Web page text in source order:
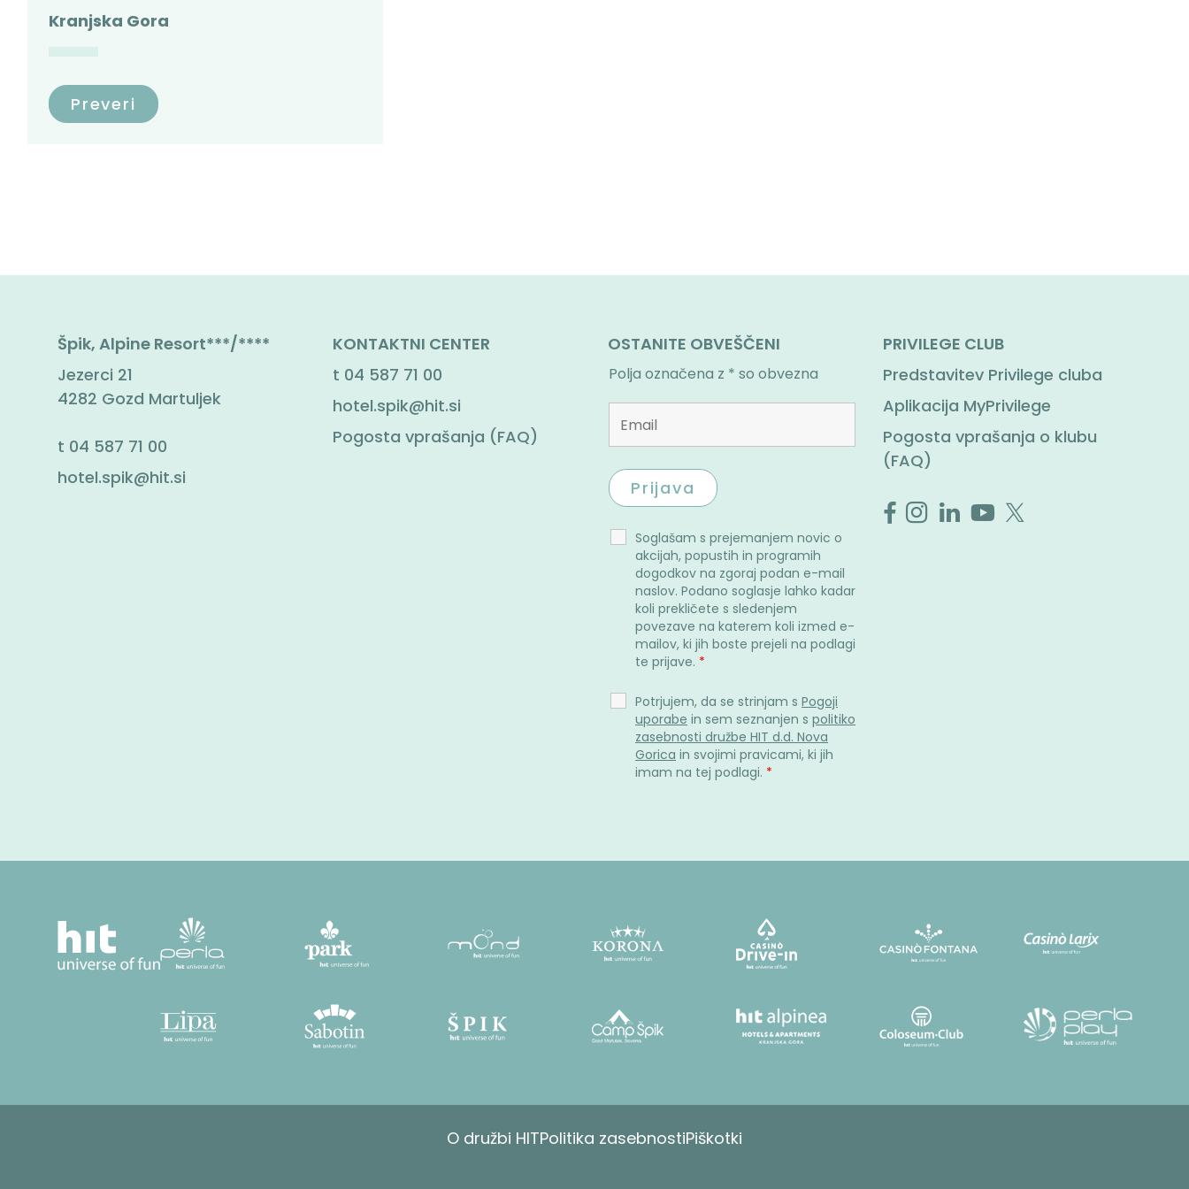
Kranjska Gora
Preveri
Špik, Alpine Resort***/****
Jezerci 21
4282 Gozd Martuljek
t 04 587 71 00
hotel.spik@hit.si
KONTAKTNI CENTER
t 04 587 71 00
hotel.spik@hit.si
Pogosta vprašanja (FAQ)
OSTANITE OBVEŠČENI
Polja označena z * so obvezna
Soglašam s prejemanjem novic o
akcijah, popustih in programih
dogodkov na zgoraj podan e-mail
naslov. Podano soglasje lahko kadar
koli prekličete s sledenjem
povezave na katerem koli izmed e-
mailov, ki jih boste prejeli na podlagi
te prijave. *
Potrjujem, da se strinjam s Pogoji
uporabe in sem seznanjen s politiko
zasebnosti družbe HIT d.d. Nova
Gorica in svojimi pravicami, ki jih
imam na tej podlagi. *
PRIVILEGE CLUB
Predstavitev Privilege cluba
Aplikacija MyPrivilege
Pogosta vprašanja o klubu
(FAQ)
O družbi HITPolitika zasebnostiPiškotki